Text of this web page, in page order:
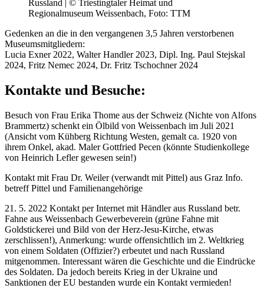
Russland | © Triestingtaler Heimat und
Regionalmuseum Weissenbach, Foto: TTM
Gedenken an die in den vergangenen 3,5 Jahren verstorbenen
Museumsmitgliedern:
Lucia Exner 2022, Walter Handler 2023, Dipl. Ing. Paul Stejskal
2024, Fritz Nemec 2024, Dr. Fritz Tschochner 2024
Kontakte und Besuche:
Besuch von Frau Erika Thome aus der Schweiz (Nichte von Alfons
Brammertz) schenkt ein Ölbild von Weissenbach im Juli 2021
(Ansicht vom Kühberg Richtung Westen, gemalt ca. 1920 von
ihrem Onkel, akad. Maler Gottfried Pecen (könnte Studienkollege
von Heinrich Lefler gewesen sein!)
Kontakt mit Frau Dr. Weiler (verwandt mit Pittel) aus Graz Info.
betreff Pittel und Familienangehörige
21. 5. 2022 Kontakt per Internet mit Händler aus Russland betr.
Fahne aus Weissenbach Gewerbeverein (grüne Fahne mit
Goldstickerei und Bild von der Herz-Jesu-Kirche, etwas
zerschlissen!), Anmerkung: wurde offensichtlich im 2. Weltkrieg
von einem Soldaten (Offizier?) erbeutet und nach Russland
mitgenommen. Interessant wären die Geschichte und die Eindrücke
des Soldaten. Da jedoch bereits Krieg in der Ukraine und
Sanktionen der EU bestanden wurde ein Kontakt vermieden!